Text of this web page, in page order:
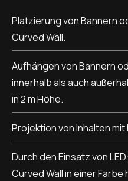
Platzierung von Bannern
Curved Wall.
Aufhängen von Bannern
innerhalb als auch
in 2 m Höhe.
Projektion von Inhalten
Durch den Einsatz von
Curved Wall in einer